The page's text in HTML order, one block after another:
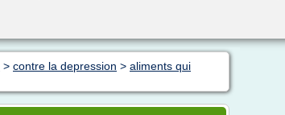
> contre la depression > aliments qui